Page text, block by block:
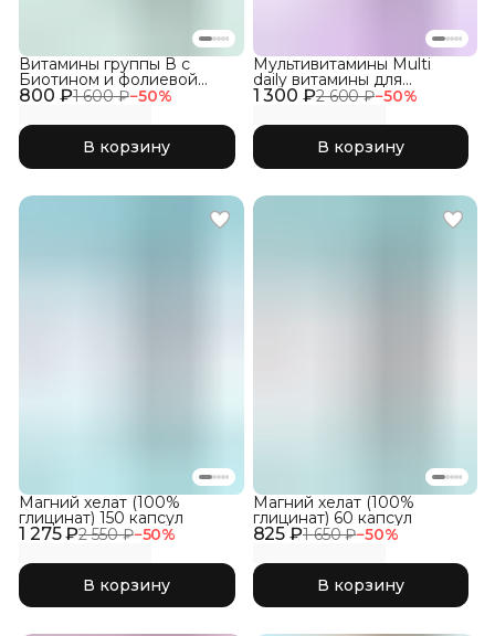
800 ₽1 600 ₽−50%
Витамины группы В с
Биотином и фолиевой
кислотой, 60 капс
В корзину
1 300 ₽2 600 ₽−50%
Мультивитамины Multi
daily витамины для
женщин, 150 капсул
В корзину
1 275 ₽2 550 ₽−50%
Магний хелат (100%
глицинат) 150 капсул
В корзину
825 ₽1 650 ₽−50%
Магний хелат (100%
глицинат) 60 капсул
В корзину